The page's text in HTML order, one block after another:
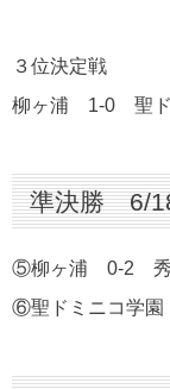
３位決定戦
柳ヶ浦 1-0 聖ド
準決勝 6/
⑤柳ヶ浦 0-2 秀
⑥聖ドミニコ学